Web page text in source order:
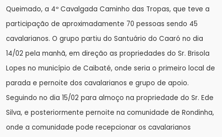
Queimado, a 4º Cavalgada Caminho das Tropas, que teve a
participação de aproximadamente 70 pessoas sendo 45
cavalarianos. O grupo partiu do Santuário do Caaró no dia
14/02 pela manhã, em direção as propriedades do Sr. Brisola
Lopes no município de Caibaté, onde seria o primeiro local de
parada e pernoite dos cavalarianos e grupo de apoio.
Seguindo no dia 15/02 para almoço na propriedade do Sr. Ede
Silva, e posteriormente pernoite na comunidade de Rondinha,
onde a comunidade pode recepcionar os cavalarianos